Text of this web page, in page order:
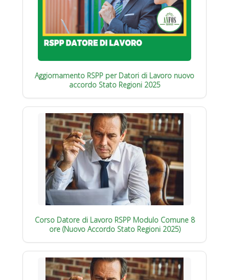
Aggiornamento RSPP per Datori di Lavoro nuovo
accordo Stato Regioni 2025
Corso Datore di Lavoro RSPP Modulo Comune 8
ore (Nuovo Accordo Stato Regioni 2025)